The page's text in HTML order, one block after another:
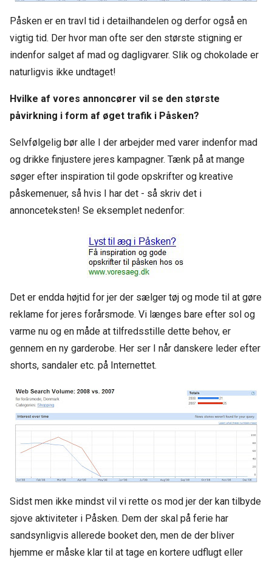
Påsken er en travl tid i detailhandelen og derfor også en
vigtig tid. Der hvor man ofte ser den største stigning er
indenfor salget af mad og dagligvarer. Slik og chokolade er
naturligvis ikke undtaget!
Hvilke af vores annoncører vil se den største
påvirkning i form af øget trafik i Påsken?
Selvfølgelig bør alle I der arbejder med varer indenfor mad
og drikke finjustere jeres kampagner. Tænk på at mange
søger efter inspiration til gode opskrifter og kreative
påskemenuer, så hvis I har det - så skriv det i
annonceteksten! Se eksemplet nedenfor:
Det er endda højtid for jer der sælger tøj og mode til at gøre
reklame for jeres forårsmode. Vi længes bare efter sol og
varme nu og en måde at tilfredsstille dette behov, er
gennem en ny garderobe. Her ser I når danskere leder efter
shorts, sandaler etc. på Internettet.
Sidst men ikke mindst vil vi rette os mod jer der kan tilbyde
sjove aktiviteter i Påsken. Dem der skal på ferie har
sandsynligvis allerede booket den, men de der bliver
hjemme er måske klar til at tage en kortere udflugt eller